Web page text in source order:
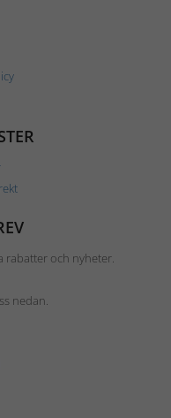
rabatter och nyheter.
nedan.